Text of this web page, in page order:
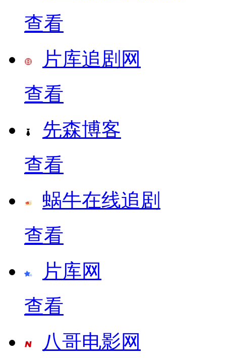
查看
片库追剧网
查看
先森博客
查看
蜗牛在线追剧
查看
片库网
查看
八哥电影网